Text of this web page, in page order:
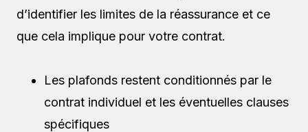
d’identifier les limites de la réassurance et ce
que cela implique pour votre contrat.
Les plafonds restent conditionnés par le
contrat individuel et les éventuelles clauses
spécifiques